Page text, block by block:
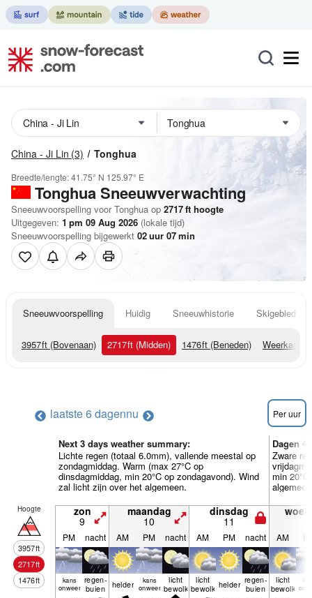
China - Ji Lin (3) Tonghua
Breedte/lengte:41.75° N 125.97° E
TonghuaSneeuwverwachting
Sneeuwvoorspelling voor Tonghua op 2717ft hoogte
Uitgegeven: 1 pm 09 Aug 2026 (lokale tijd)
Sneeuwvoorspelling bijgewerkt 02uur 07min
Sneeuwvoorspelling Huidig Sneeuwhistorie Skigebied
3957ft (Bovenaan) 2717ft (Midden) 1476ft (Beneden)
laatste 6 dagennu Per uur
Next 3 days weather summary:
Lichte regen (totaal 6.0mm), vallende meestal op
zondagmiddag. Warm (max 27°C op
dinsdagmiddag, min 20°C op zondagavond). Wind
zal licht zijn over het algemeen.
Dagen
Zware
min
Hoogte
3957ft
2717ft
1476ft
zon
9
maandag
10
dinsdag
11
PM nacht AM PM nacht AM PM nacht AM
kans
onweer
regen­
buien helder kans
onweer
licht
bewolkt
licht
bewolkt helder regen­
buien
licht
bewolkt